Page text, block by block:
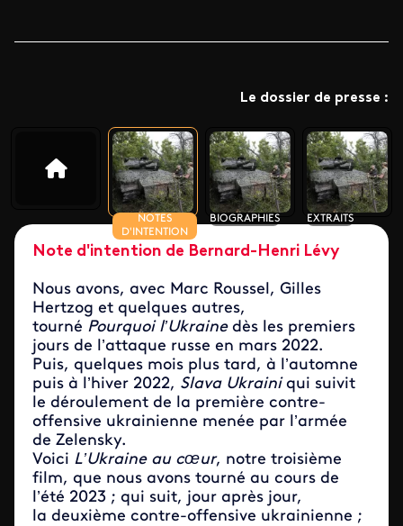
Le dossier de presse :
NOTES
D'INTENTION
BIOGRAPHIES EXTRAITS
Note d'intention de Bernard-Henri Lévy
Nous avons, avec Marc Roussel, Gilles
Hertzog et quelques autres,
tourné Pourquoi l’Ukrainedès les premiers
jours de l’attaque russe en mars 2022.
Puis, quelques mois plus tard, à l’automne
puis à l’hiver 2022, Slava Ukrainiqui suivit
le déroulement de la première contre-
offensive ukrainienne menée par l’armée
de Zelensky.
Voici L’Ukraine au cœur, notre troisième
film, que nous avons tourné au cours de
l’été 2023 ; qui suit, jour après jour,
la deuxième contre-offensive ukrainienne ;